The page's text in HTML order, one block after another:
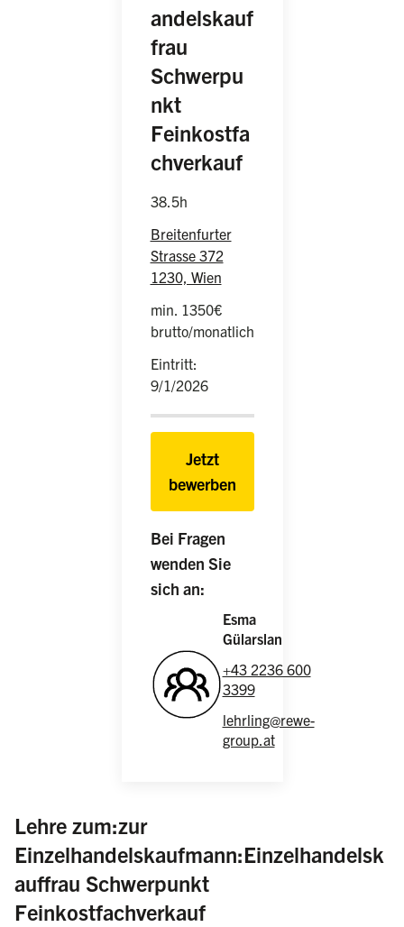
andelskauf
frau
Schwerpu
nkt
Feinkostfa
chverkauf(weiblich/
38.5h
Breitenfurter
Strasse 372
1230, Wien
min. 1350€
brutto/monatlich
Eintritt:
9/1/2026
Jetzt
bewerben
Bei Fragen
wenden Sie
sich an:
Esma
Gülarslan
+43 2236 600
3399
lehrling@rewe-
group.at
Lehre zum:zur
Einzelhandelskaufmann:Einzelhandelsk
auffrau Schwerpunkt
Feinkostfachverkauf(weiblich/männlich/